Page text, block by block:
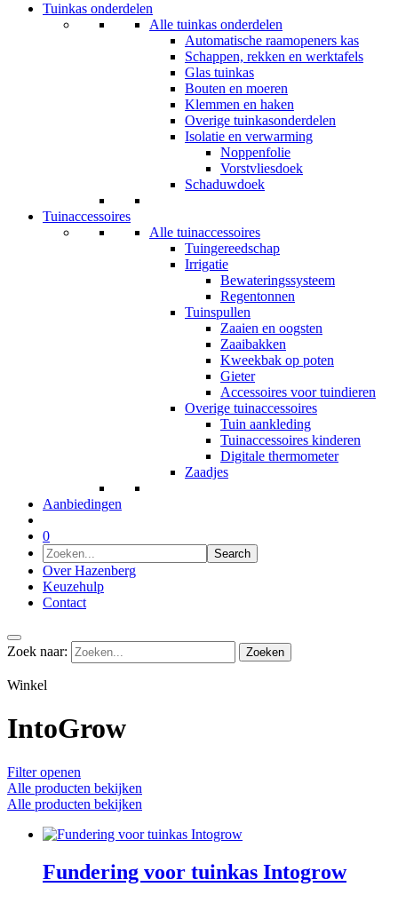
Tuinkas onderdelen
Alle tuinkas onderdelen
Automatische raamopeners kas
Schappen, rekken en werktafels
Glas tuinkas
Bouten en moeren
Klemmen en haken
Overige tuinkasonderdelen
Isolatie en verwarming
Noppenfolie
Vorstvliesdoek
Schaduwdoek
Tuinaccessoires
Alle tuinaccessoires
Tuingereedschap
Irrigatie
Bewateringssysteem
Regentonnen
Tuinspullen
Zaaien en oogsten
Zaaibakken
Kweekbak op poten
Gieter
Accessoires voor tuindieren
Overige tuinaccessoires
Tuin aankleding
Tuinaccessoires kinderen
Digitale thermometer
Zaadjes
Aanbiedingen
0
Over Hazenberg
Keuzehulp
Contact
Zoek naar:
Winkel
IntoGrow
Filter openen
Alle producten bekijken
Alle producten bekijken
Fundering voor tuinkas Intogrow